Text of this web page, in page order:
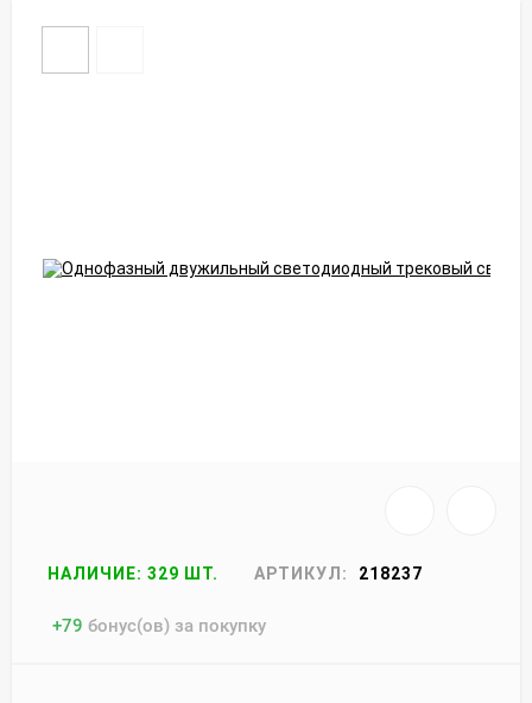
НАЛИЧИЕ: 329 ШТ. АРТИКУЛ: 218237
+79 бонус(ов) за покупку